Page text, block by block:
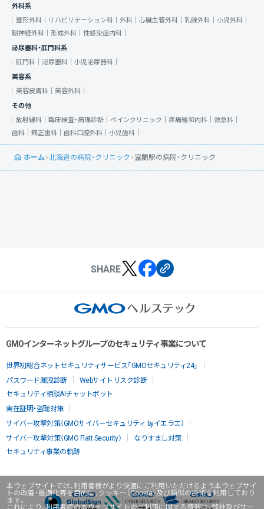
本ウェブサイトでは、利用者様がより快適にご利用いただけるよう本ウェブサイ
トの改善・最適化等を目的に、クッキー（Cookie）及び類似の技術を利用しており
ます。
これにより、利用者様の本ウェブサイトのご利用に関する情報は、弊社及びサー
外科系
整形外科｜
リハビリテーション科｜ 外科｜ 心臓血管外科｜ 乳腺外科｜ 小児外科｜
脳神経外科｜ 形成外科｜ 性感染症内科｜
泌尿器科・肛門科系
肛門科｜ 泌尿器科｜ 小児泌尿器科｜
美容系
美容皮膚科｜ 美容外科｜
その他
放射線科｜ 臨床検査・病理診断｜ ペインクリニック｜ 疼痛緩和内科｜ 救急科｜
歯科｜ 矯正歯科｜ 歯科口腔外科｜ 小児歯科｜
ホーム>北海道の病院・クリニック>室蘭駅の病院・クリニック
SHARE
GMOインターネットグループのセキュリティ事業について
世界初総合ネットセキュリティサービス「GMOセキュリティ24」
パスワード漏洩診断
Webサイトリスク診断
セキュリティ相談AIチャットボット
実在証明・盗聴対策
サイバー攻撃対策（GMOサイバーセキュリティ byイエラエ）
サイバー攻撃対策（GMO Flatt Security）
なりすまし対策
セキュリティ事業の軌跡